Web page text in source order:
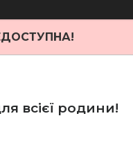
всієї родини!